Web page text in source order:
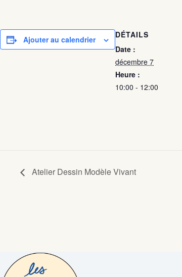
Ajouter au calendrier
DÉTAILS
Date :
décembre 7
Heure :
10:00 - 12:00
Atelier Dessin Modèle Vivant